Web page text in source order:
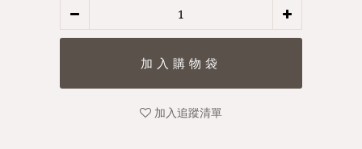
加入追蹤清單